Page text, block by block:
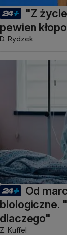
"Z
pewien
D. Rydzek
Od
biologiczne.
dlaczego"
Z. Kuffel